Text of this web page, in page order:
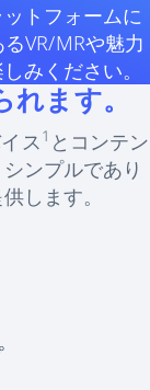
トフォームに
VR/MRや魅力
みください。
ます。
ス1 とコンテン
ンプルであり
します。